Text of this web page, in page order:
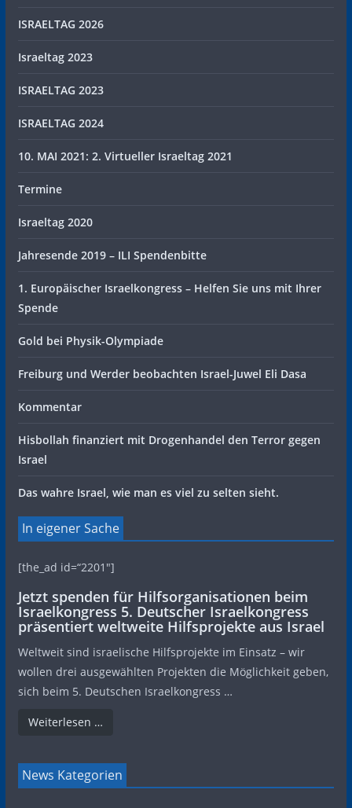
ISRAELTAG 2026
Israeltag 2023
ISRAELTAG 2023
ISRAELTAG 2024
10. MAI 2021: 2. Virtueller Israeltag 2021
Termine
Israeltag 2020
Jahresende 2019 – ILI Spendenbitte
1. Europäischer Israelkongress – Helfen Sie uns mit Ihrer
Spende
Gold bei Physik-Olympiade
Freiburg und Werder beobachten Israel-Juwel Eli Dasa
Kommentar
Hisbollah finanziert mit Drogenhandel den Terror gegen
Israel
Das wahre Israel, wie man es viel zu selten sieht.
In eigener Sache
[the_ad id=“2201″]
Jetzt spenden für Hilfsorganisationen beim
Israelkongress 5. Deutscher Israelkongress
präsentiert weltweite Hilfsprojekte aus Israel
Weltweit sind israelische Hilfsprojekte im Einsatz – wir
wollen drei ausgewählten Projekten die Möglichkeit geben,
sich beim 5. Deutschen Israelkongress …
Weiterlesen …
News Kategorien